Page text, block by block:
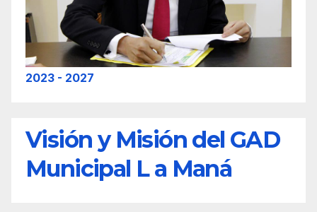
2023 - 2027
Visión y Misión del GAD
Municipal L a Maná